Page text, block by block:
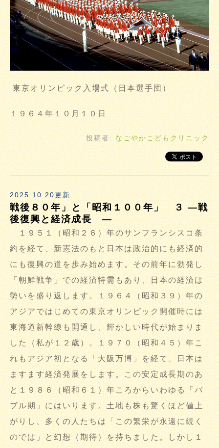
東京オリンピック入場式（日本選手団）
１９６４年１０月１０日
投稿者:なごやかこどもクリニック
2025.10.20更新
戦後８０年」と「昭和１００年」 ３ ―戦
後復興と経済成長 ―
１９５１（昭和２６）年のサンフランシスコ条
約を経て、新憲法のもと日本は政治的にも経済的
にも復興の道を歩み始めます。その前年に勃発し
「朝鮮戦争」での経済特需もあり、日本の経済は
勢いを盛り返します。１９６４（昭和３９）年の
アジアではじめての東京オリンピック開催時には
東海道新幹線も開通し、輝かしい時代が始まりま
した（私が１２歳）。１９７０（昭和４５）年こ
れもアジア初となる「大阪万博」を経て、日本は
ますます経済発展をします。この安定成長期のあ
と１９８６（昭和６１）年ころからいわゆる「バ
ブル期」にはいります。土地も株も驚くほど値上
がりし、多くの人たちは「この繁栄が永遠に続く
のでは」と幻想（期待）を持ちました。しかし１